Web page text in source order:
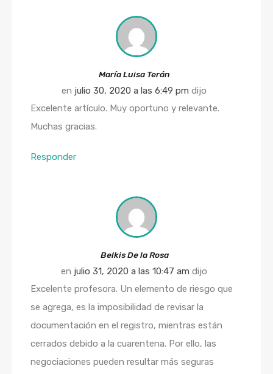
María Luisa Terán
en julio 30, 2020 a las 6:49 pm dijo
Excelente artículo. Muy oportuno y relevante.
Muchas gracias.
Responder
Belkis De la Rosa
en julio 31, 2020 a las 10:47 am dijo
Excelente profesora. Un elemento de riesgo que
se agrega, es la imposibilidad de revisar la
documentación en el registro, mientras están
cerrados debido a la cuarentena. Por ello, las
negociaciones pueden resultar más seguras